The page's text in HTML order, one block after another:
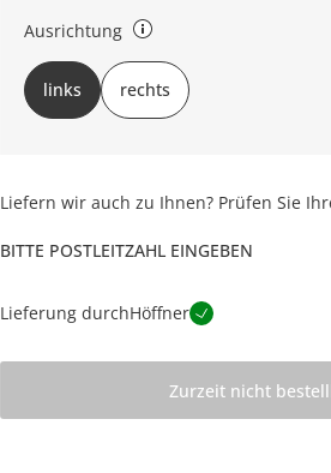
Ausrichtung
rechts oder links (bezieht sich auf die
links rechts
Liefern wir auch zu Ihnen? Prüfen Sie
BITTE POSTLEITZAHL EINGEBEN
Lieferung durchHöffner
Zurzeit nicht